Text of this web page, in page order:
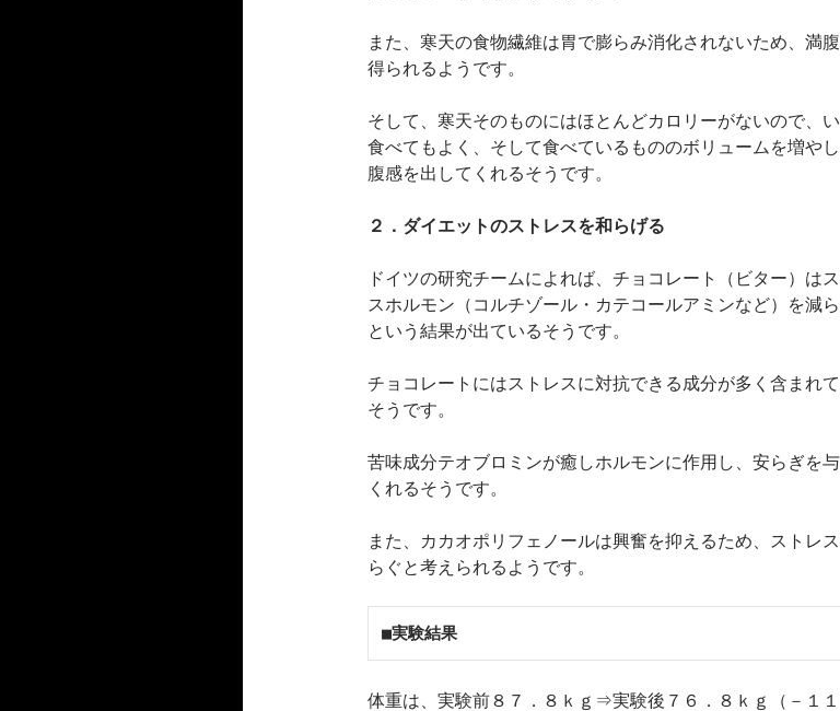
また、寒天の食物繊維は胃で膨らみ消化されないため、満
得られるようです。
そして、寒天そのものにはほとんどカロリーがないので、
食べてもよく、そして食べているもののボリュームを増や
腹感を出してくれるそうです。
２．ダイエットのストレスを和らげる
ドイツの研究チームによれば、チョコレート（ビター）は
スホルモン（コルチゾール・カテコールアミンなど）を減
という結果が出ているそうです。
チョコレートにはストレスに対抗できる成分が多く含まれ
そうです。
苦味成分テオブロミンが癒しホルモンに作用し、安らぎを
くれるそうです。
また、カカオポリフェノールは興奮を抑えるため、ストレ
らぐと考えられるようです。
■実験結果
体重は、実験前８７．８ｋｇ⇒実験後７６．８ｋｇ（－１１